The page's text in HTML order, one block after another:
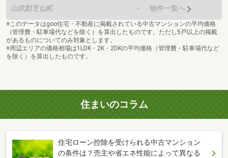
山武郡芝山町 - 物件一覧へ
※このデータはgoo住宅・不動産に掲載されている中古マンションの平均価格
（管理費・駐車場代などを除く）を算出したものです。ただし5戸以上の掲載
があるものについてのみ対象とします。
※周辺エリアの価格相場は1LDK・2K・2DKの平均価格（管理費・駐車場代など
を除く）を算出したものです。
住まいのコラム
住宅ローン控除を受けられる中古マンション
の条件は？売主や省エネ性能によって異なる